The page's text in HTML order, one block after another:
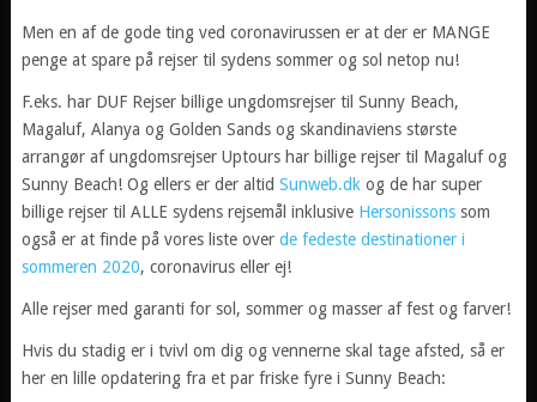
Men en af de gode ting ved coronavirussen er at der er MANGE
penge at spare på rejser til sydens sommer og sol netop nu!
F.eks. har DUF Rejser billige ungdomsrejser til Sunny Beach,
Magaluf, Alanya og Golden Sands og skandinaviens største
arrangør af ungdomsrejser Uptours har billige rejser til Magaluf og
Sunny Beach! Og ellers er der altid Sunweb.dkog de har super
billige rejser til ALLE sydens rejsemål inklusive Hersonissonssom
også er at finde på vores liste over de fedeste destinationer i
sommeren 2020, coronavirus eller ej!
Alle rejser med garanti for sol, sommer og masser af fest og farver!
Hvis du stadig er i tvivl om dig og vennerne skal tage afsted, så er
her en lille opdatering fra et par friske fyre i Sunny Beach: